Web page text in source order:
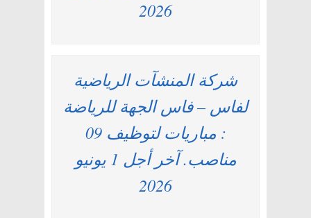
2026
شركة المنشآت الرياضية
لفاس – فاس الجهة للرياضة
: مباريات لتوظيف 09
مناصب. آخر أجل 1 يونيو
2026